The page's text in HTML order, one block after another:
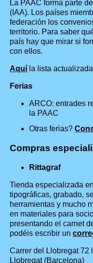
La PAAC forma parte
(IAA). Los países
federación los
territorio. Para saber
país hay que mirar si
con ellos.
Aquí la lista
Ferias
ARCO: entrades
la PAAC
Otras ferias?
Compras
Rittagraf
Tienda especializada
tipográficas, grabado,
herramientas y mucho
en materiales para
presentando el carnet
podéis escribir un
Carrer del Llobregat 72
Llobregat (Barcelona)